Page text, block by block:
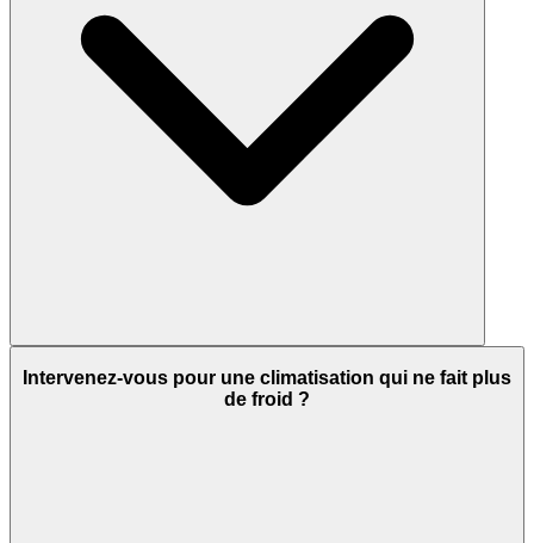
Intervenez-vous pour une climatisation qui ne fait plus
de froid ?